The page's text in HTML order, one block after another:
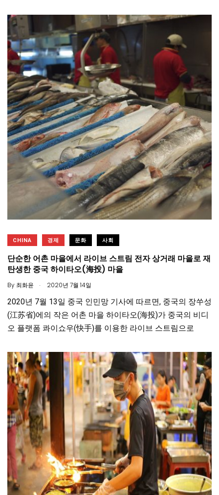
CHINA 경제 문화 사회
단순한 어촌 마을에서 라이브 스트림 전자 상거래 마을로 재
탄생한 중국 하이타오(海投) 마을
By 최화윤 . 2020년 7월 14일
2020년 7월 13일 중국 인민망 기사에 따르면, 중국의 장쑤성
(江苏省)에의 작은 어촌 마을 하이타오(海投)가 중국의 비디
오 플랫폼 콰이쇼우(快手)를 이용한 라이브 스트림으로